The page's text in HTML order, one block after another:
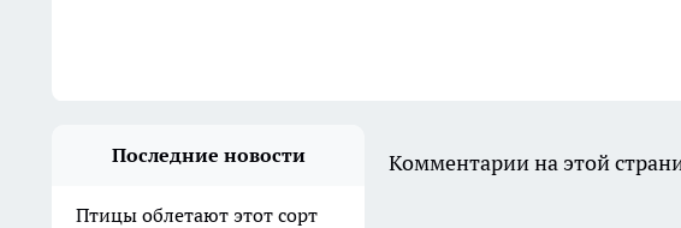
Последние новости
Птицы облетают этот сорт
Комментарии на этой